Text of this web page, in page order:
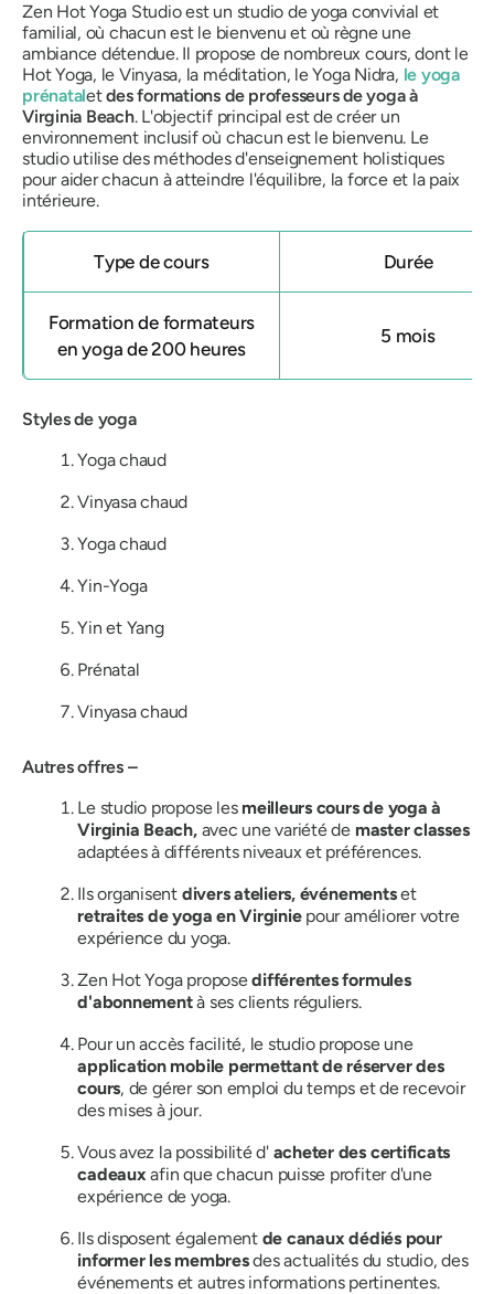
Zen Hot Yoga Studio est un studio de yoga convivial et
familial, où chacun est le bienvenu et où règne une
ambiance détendue. Il propose de nombreux cours, dont le
Hot Yoga, le Vinyasa, la méditation, le Yoga Nidra, le yoga
prénataletdes formations de professeurs de yoga à
Virginia Beach. L'objectif principal est de créer un
environnement inclusif où chacun est le bienvenu. Le
studio utilise des méthodes d'enseignement holistiques
pour aider chacun à atteindre l'équilibre, la force et la paix
intérieure.
Type de cours Durée
Formation de formateurs
en yoga de 200 heures
5 mois
Styles de yoga
Yoga chaud
Vinyasa chaud
Yoga chaud
Yin-Yoga
Yin et Yang
Prénatal
Vinyasa chaud
Autres offres –
Le studio propose les meilleurs cours de yoga à
Virginia Beach,avec une variété de master classes
adaptées à différents niveaux et préférences.
Ils organisent divers ateliers, événementset
retraites de yoga en Virginiepour améliorer votre
expérience du yoga.
Zen Hot Yoga proposedifférentes formules
d'abonnementà ses clients réguliers.
Pour un accès facilité, le studio propose une
application mobile permettant de réserver des
cours, de gérer son emploi du temps et de recevoir
des mises à jour.
Vous avez la possibilité d' acheter des certificats
cadeauxafin que chacun puisse profiter d'une
expérience de yoga.
Ils disposent également de canaux dédiés pour
informer les membresdes actualités du studio, des
événements et autres informations pertinentes.